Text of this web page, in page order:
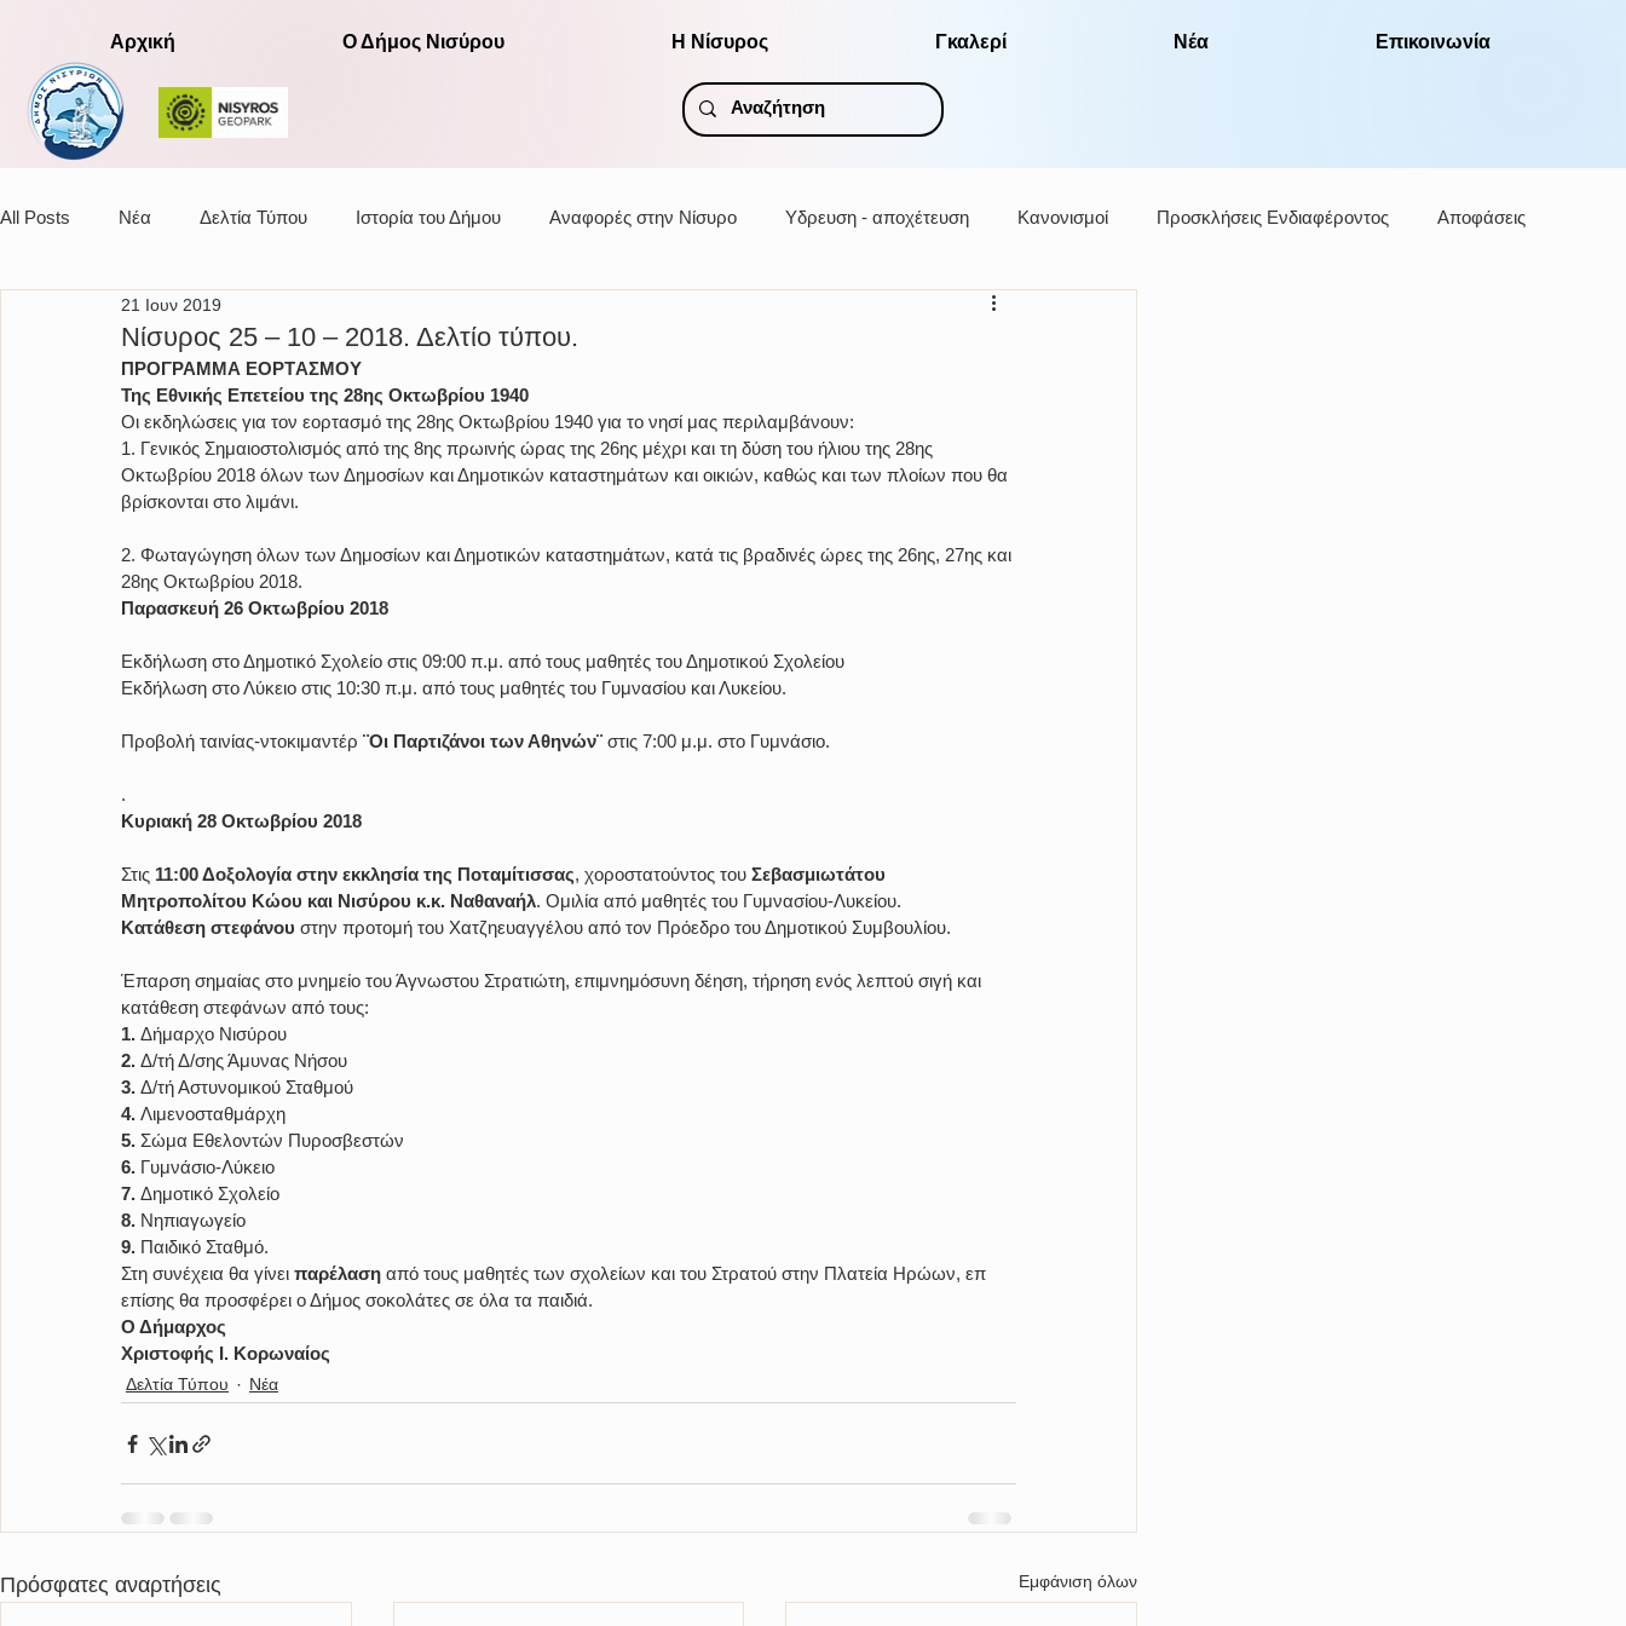
Αρχική Ο Δήμος Νισύρου Η Νίσυρος Γκαλερί Νέα Επικοινωνία
All Posts Νέα Δελτία Τύπου Ιστορία του Δήμου Αναφορές στην Νίσυρο Υδρευση - αποχέτευση Κανονισμοί Προσκλήσεις Ενδιαφέροντος Αποφάσεις
Αποφάσεις οικονομικής επιτροπής
Νίσυρος 25 – 10 – 2018. Δελτίο τύπου.
21 Ιουν 2019
ΠΡΟΓΡΑΜΜΑ ΕΟΡTΑΣΜΟΥ
Της Εθνικής Επετείου της 28ης Οκτωβρίου 1940
Οι εκδηλώσεις για τον εορτασμό της 28ης Οκτωβρίου 1940 για το νησί μας περιλαμβάνουν:
1. Γενικός Σημαιοστολισμός από της 8ης πρωινής ώρας της 26ης μέχρι και τη δύση του ήλιου της 28ης
Οκτωβρίου 2018 όλων των Δημοσίων και Δημοτικών καταστημάτων και οικιών, καθώς και των πλοίων που θα
βρίσκονται στο λιμάνι.
2. Φωταγώγηση όλων των Δημοσίων και Δημοτικών καταστημάτων, κατά τις βραδινές ώρες της 26ης, 27ης και
28ης Οκτωβρίου 2018.
Παρασκευή 26 Οκτωβρίου 2018
Εκδήλωση στο Δημοτικό Σχολείο στις 09:00 π.μ. από τους μαθητές του Δημοτικού Σχολείου
Εκδήλωση στο Λύκειο στις 10:30 π.μ. από τους μαθητές του Γυμνασίου και Λυκείου.
Προβολή ταινίας-ντοκιμαντέρ ¨Οι Παρτιζάνοι των Αθηνών¨ στις 7:00 μ.μ. στο Γυμνάσιο.
.
Κυριακή 28 Οκτωβρίου 2018
Στις 11:00 Δοξολογία στην εκκλησία της Ποταμίτισσας, χοροστατούντος του Σεβασμιωτάτου
Μητροπολίτου Κώου και Νισύρου κ.κ. Ναθαναήλ. Ομιλία από μαθητές του Γυμνασίου-Λυκείου.
Κατάθεση στεφάνου στην προτομή του Χατζηευαγγέλου από τον Πρόεδρο του Δημοτικού Συμβουλίου.
Έπαρση σημαίας στο μνημείο του Άγνωστου Στρατιώτη, επιμνημόσυνη δέηση, τήρηση ενός λεπτού σιγή και
κατάθεση στεφάνων από τους:
1. Δήμαρχο Νισύρου
2. Δ/τή Δ/σης Άμυνας Νήσου
3. Δ/τή Αστυνομικού Σταθμού
4. Λιμενοσταθμάρχη
5. Σώμα Εθελοντών Πυροσβεστών
6. Γυμνάσιο-Λύκειο
7. Δημοτικό Σχολείο
8. Νηπιαγωγείο
9. Παιδικό Σταθμό.
Στη συνέχεια θα γίνει παρέλαση από τους μαθητές των σχολείων και του Στρατού στην Πλατεία Ηρώων, επ
επίσης θα προσφέρει ο Δήμος σοκολάτες σε όλα τα παιδιά.
Ο Δήμαρχος
Χριστοφής Ι. Κορωναίος
Δελτία Τύπου Νέα
Πρόσφατες αναρτήσεις Εμφάνιση όλων